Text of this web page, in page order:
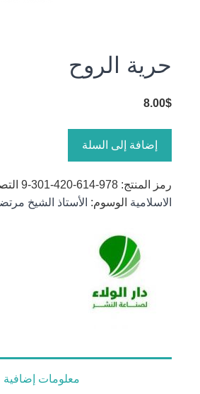
حرية الروح
8.00$
إضافة إلى السلة
رمز المنتج: 978-614-420-301-9
الاسلامية الوسوم: الأستاذ الشيخ
معلومات إضافية